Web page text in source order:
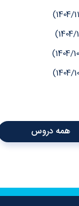
همه دروس